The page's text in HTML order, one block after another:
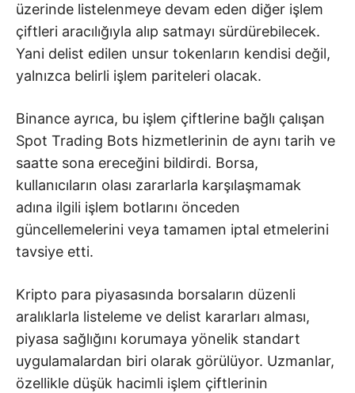
üzerinde listelenmeye devam eden diğer işlem
çiftleri aracılığıyla alıp satmayı sürdürebilecek.
Yani delist edilen unsur tokenların kendisi değil,
yalnızca belirli işlem pariteleri olacak.
Binance ayrıca, bu işlem çiftlerine bağlı çalışan
Spot Trading Bots hizmetlerinin de aynı tarih ve
saatte sona ereceğini bildirdi. Borsa,
kullanıcıların olası zararlarla karşılaşmamak
adına ilgili işlem botlarını önceden
güncellemelerini veya tamamen iptal etmelerini
tavsiye etti.
Kripto para piyasasında borsaların düzenli
aralıklarla listeleme ve delist kararları alması,
piyasa sağlığını korumaya yönelik standart
uygulamalardan biri olarak görülüyor. Uzmanlar,
özellikle düşük hacimli işlem çiftlerinin